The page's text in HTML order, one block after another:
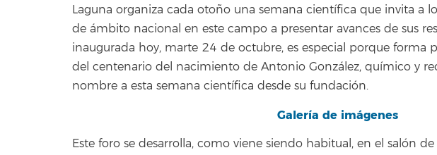
Laguna organiza cada otoño una semana científica que invita a
de ámbito nacional en este campo a presentar avances de sus
inaugurada hoy, marte 24 de octubre, es especial porque forma
del centenario del nacimiento de Antonio González, químico y
nombre a esta semana científica desde su fundación.
Galería de imágenes
Este foro se desarrolla, como viene siendo habitual, en el salón